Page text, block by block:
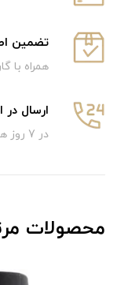
تضمین
همراه با
ارسال
در 7 روز هفته
محصولات